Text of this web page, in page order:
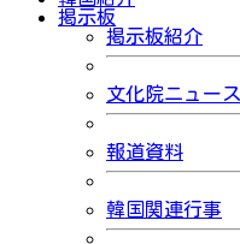
掲示板
掲示板紹介
文化院ニュース
報道資料
韓国関連行事